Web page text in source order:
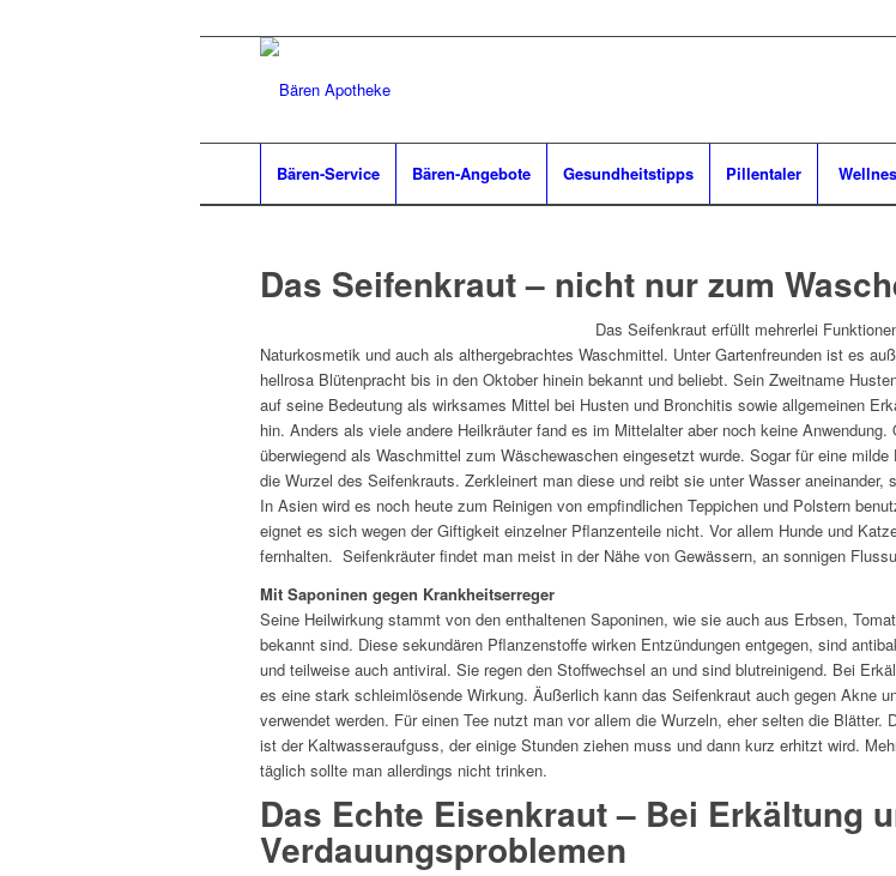
Bären-Service Bären-Angebote Gesundheitstipps Pillentaler
Das Seifenkraut – nicht nur zum
Das Seifenkraut erfüllt mehrerlei
Naturkosmetik und auch als althergebrachtes Waschmittel. Unter Gartenfreunden ist es
hellrosa Blütenpracht bis in den Oktober hinein bekannt und beliebt. Sein Zweitname
auf seine Bedeutung als wirksames Mittel bei Husten und Bronchitis sowie allgemeinen
hin. Anders als viele andere Heilkräuter fand es im Mittelalter aber noch keine Anwendung.
überwiegend als Waschmittel zum Wäschewaschen eingesetzt wurde. Sogar für eine
die Wurzel des Seifenkrauts. Zerkleinert man diese und reibt sie unter Wasser aneinander,
In Asien wird es noch heute zum Reinigen von empfindlichen Teppichen und Polstern
eignet es sich wegen der Giftigkeit einzelner Pflanzenteile nicht. Vor allem Hunde und
fernhalten. Seifenkräuter findet man meist in der Nähe von Gewässern, an sonnigen
Mit Saponinen gegen Krankheitserreger
Seine Heilwirkung stammt von den enthaltenen Saponinen, wie sie auch aus Erbsen,
bekannt sind. Diese sekundären Pflanzenstoffe wirken Entzündungen entgegen, sind
und teilweise auch antiviral. Sie regen den Stoffwechsel an und sind blutreinigend. Bei
es eine stark schleimlösende Wirkung. Äußerlich kann das Seifenkraut auch gegen Akne
verwendet werden. Für einen Tee nutzt man vor allem die Wurzeln, eher selten die Blätter.
ist der Kaltwasseraufguss, der einige Stunden ziehen muss und dann kurz erhitzt wird.
täglich sollte man allerdings nicht trinken.
Das Echte Eisenkraut – Bei Erkältung
Verdauungsproblemen